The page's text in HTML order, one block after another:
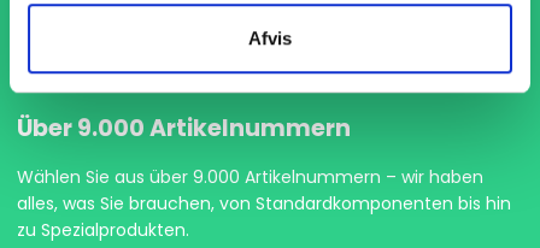
Afvis
Über 9.000 Artikelnummern
Wählen Sie aus über 9.000 Artikelnummern – wir haben
alles, was Sie brauchen, von Standardkomponenten bis hin
zu Spezialprodukten.